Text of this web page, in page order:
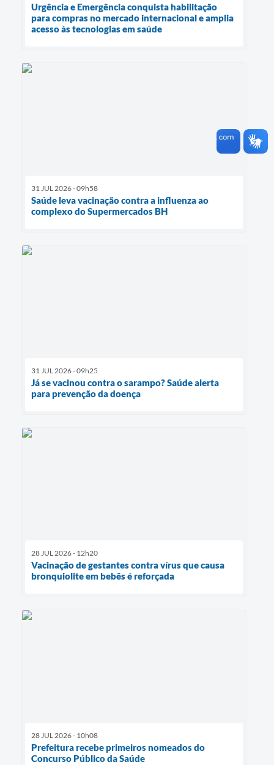
Urgência e Emergência conquista habilitação
para compras no mercado internacional e amplia
acesso às tecnologias em saúde
31 JUL 2026 - 09h58
Saúde leva vacinação contra a influenza ao
complexo do Supermercados BH
31 JUL 2026 - 09h25
Já se vacinou contra o sarampo? Saúde alerta
para prevenção da doença
28 JUL 2026 - 12h20
Vacinação de gestantes contra vírus que causa
bronquiolite em bebês é reforçada
28 JUL 2026 - 10h08
Prefeitura recebe primeiros nomeados do
Concurso Público da Saúde